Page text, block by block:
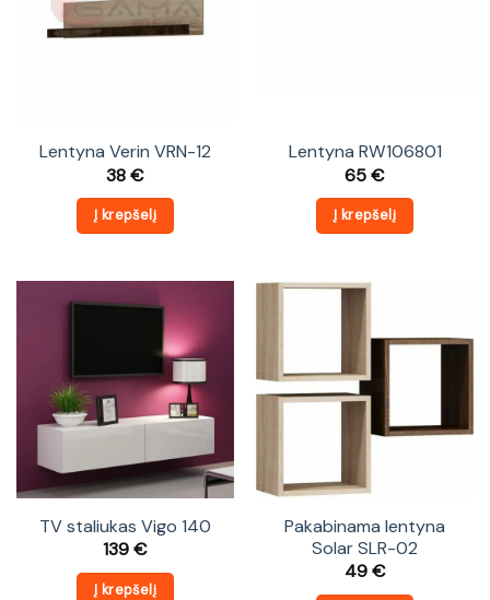
Lentyna Verin VRN-12
38€
Į krepšelį
Lentyna RW106801
65€
Į krepšelį
TV staliukas Vigo 140
139€
Į krepšelį
Pakabinama lentyna
Solar SLR-02
49€